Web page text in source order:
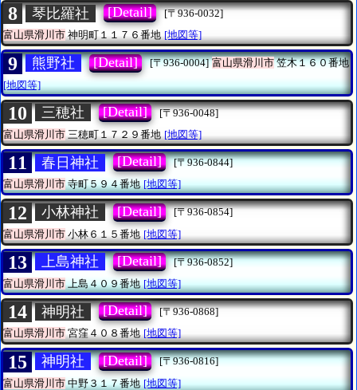
8 琴比羅社 [Detail]
[〒936-0032]
富山県滑川市神明町１１７６番地 [地図等]
9 熊野社 [Detail] [〒936-0004] 富山県滑川市笠木１６０番地
[地図等]
10 三穂社 [Detail]
[〒936-0048]
富山県滑川市 三穂町１７２９番地 [地図等]
11 春日神社 [Detail]
[〒936-0844]
富山県滑川市寺町５９４番地 [地図等]
12 小林神社 [Detail]
[〒936-0854]
富山県滑川市 小林６１５番地 [地図等]
13 上島神社 [Detail]
[〒936-0852]
富山県滑川市上島４０９番地 [地図等]
14 神明社 [Detail]
[〒936-0868]
富山県滑川市宮窪４０８番地 [地図等]
15 神明社 [Detail]
[〒936-0816]
富山県滑川市中野３１７番地 [地図等]